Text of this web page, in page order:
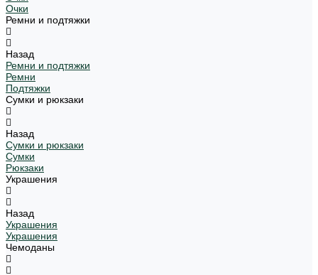
Очки
Ремни и подтяжки
Назад
Ремни и подтяжки
Ремни
Подтяжки
Сумки и рюкзаки
Назад
Сумки и рюкзаки
Сумки
Рюкзаки
Украшения
Назад
Украшения
Украшения
Чемоданы